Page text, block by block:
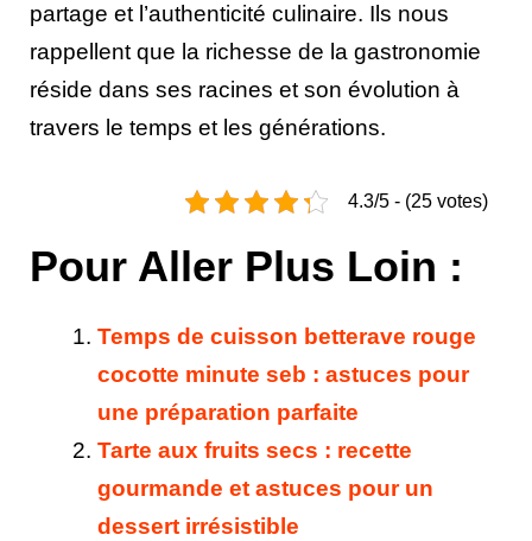
partage et l’authenticité culinaire. Ils nous
rappellent que la richesse de la gastronomie
réside dans ses racines et son évolution à
travers le temps et les générations.
4.3/5 - (25 votes)
Pour Aller Plus Loin :
Temps de cuisson betterave rouge
cocotte minute seb : astuces pour
une préparation parfaite
Tarte aux fruits secs : recette
gourmande et astuces pour un
dessert irrésistible